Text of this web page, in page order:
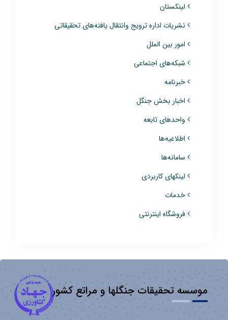
لینکستان
نشریات اداره ترویج وانتقال یافته‌های تحقیقاتی
امور بین الملل
شبکه‌های اجتماعی
خبرنامه
اخبار بخش جنگل
واحدهای تابعه
اطلاعیه‌ها
سامانه‌ها
لینکهای کاربردی
خدمات
فروشگاه اینترنتی
موسسه تحقیقات جنگلها و مراتع کشور